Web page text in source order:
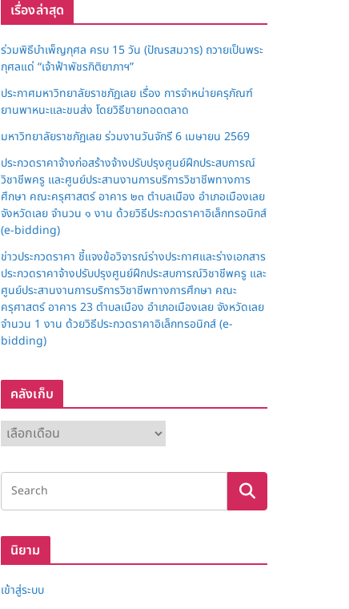
เรื่องล่าสุด
ร่วมพิธีบำเพ็ญกุศล ครบ 15 วัน (ปัณรสมวาร) ถวายเป็นพระ
กุศลแด่ “เจ้าฟ้าพัชรกิติยาภาฯ”
ประกาศมหาวิทยาลัยราชภัฏเลย เรื่อง การจำหน่ายครุภัณฑ์
ยานพาหนะและขนส่ง โดยวิธีขายทอดตลาด
มหาวิทยาลัยราชภัฏเลย ร่วมงานวันจักรี 6 เมษายน 2569
ประกวดราคาจ้างก่อสร้างจ้างปรับปรุงศูนย์ฝึกประสบการณ์
วิชาชีพครู และศูนย์ประสานงานการบริการวิชาชีพทางการ
ศึกษา คณะครุศาสตร์ อาคาร ๒๓ ตำบลเมือง อำเภอเมืองเลย
จังหวัดเลย จำนวน ๑ งาน ด้วยวิธีประกวดราคาอิเล็กทรอนิกส์
(e-bidding)
ข่าวประกวดราคา ชี้แจงข้อวิจารณ์ร่างประกาศและร่างเอกสาร
ประกวดราคาจ้างปรับปรุงศูนย์ฝึกประสบการณ์วิชาชีพครู และ
ศูนย์ประสานงานการบริการวิชาชีพทางการศึกษา คณะ
ครุศาสตร์ อาคาร 23 ตำบลเมือง อำเภอเมืองเลย จังหวัดเลย
จำนวน 1 งาน ด้วยวิธีประกวดราคาอิเล็กทรอนิกส์ (e-
bidding)
คลังเก็บ
ลั
ง
ก็
นิยาม
เข้าสู่ระบบ